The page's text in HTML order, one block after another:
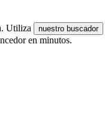
Utiliza nuestro buscador
en minutos.